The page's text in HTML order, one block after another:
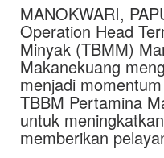
MANOKWARI,
Operation Head
Minyak (TBMM)
Makanekuang
menjadi
TBBM Pertamina
untuk
memberikan